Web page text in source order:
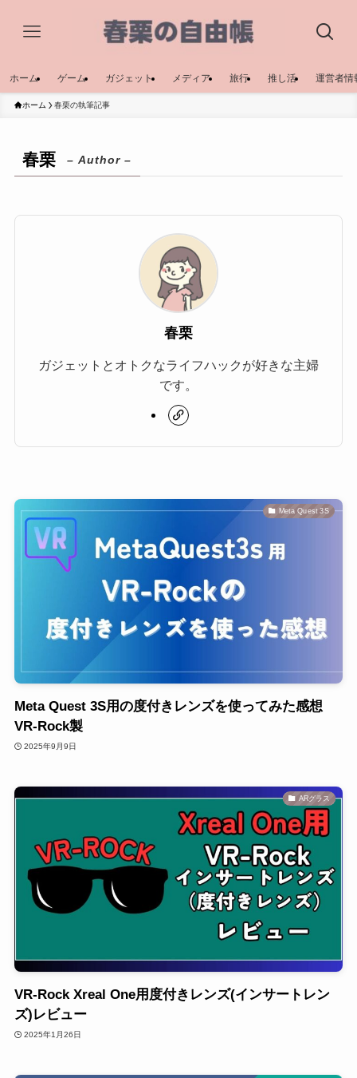
ホーム ゲーム ガジェット メディア 旅行 推し活 運営者情
ホーム 春栗の執筆記事
春栗 – Author –
春栗
ガジェットとオトクなライフハックが好きな主婦
です。
Meta Quest 3S
Meta Quest 3S用の度付きレンズを使ってみた感想
VR-Rock製
2025年9月9日
ARグラス
VR-Rock Xreal One用度付きレンズ(インサートレン
ズ)レビュー
2025年1月26日